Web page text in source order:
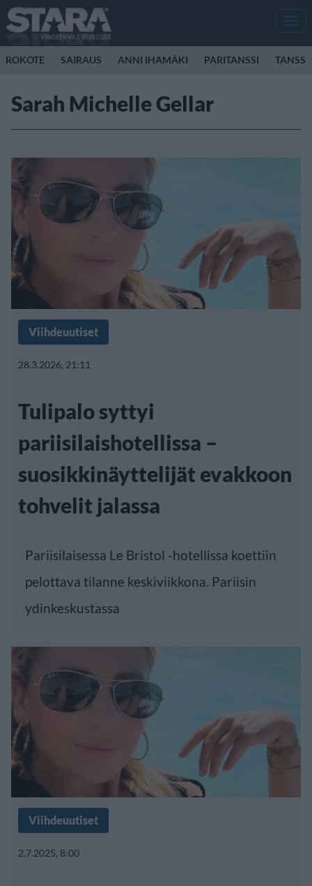
ROKOTE SAIRAUS ANNI IHAMÄKI PARITANSSI TANSSI
Sarah Michelle Gellar
Viihdeuutiset
28.3.2026, 21:11
Tulipalo syttyi
pariisilaishotellissa –
suosikkinäyttelijät evakkoon
tohvelit jalassa
Pariisilaisessa Le Bristol -hotellissa koettiin
pelottava tilanne keskiviikkona. Pariisin
ydinkeskustassa
Viihdeuutiset
2.7.2025, 8:00